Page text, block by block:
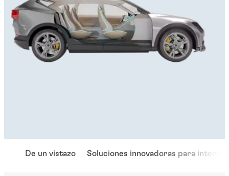
De un vistazo Soluciones innovadoras para